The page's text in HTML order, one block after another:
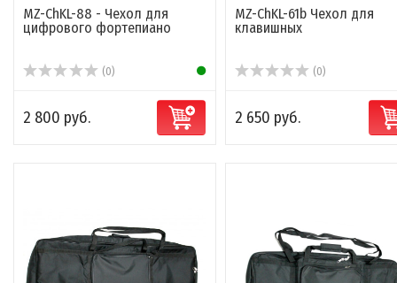
MZ-ChKL-88 - Чехол для
цифрового фортепиано
(0)
2 800 руб.
MZ-ChKL-61b Чехол для
клавишных
(0)
2 650 руб.